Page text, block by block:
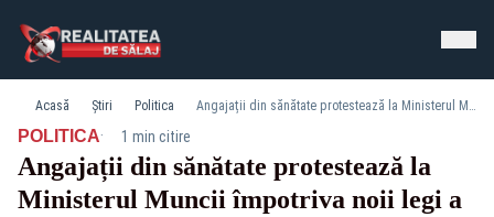
Acasă Știri Politica Angajații din sănătate protestează la Ministerul Muncii împotriva noii legi a salarizării
POLITICA· 1 min citire
Angajații din sănătate protestează la
Ministerul Muncii împotriva noii legi a